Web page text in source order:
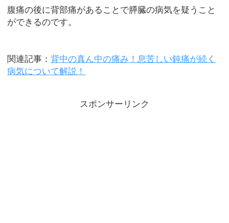
腹痛の後に背部痛があることで膵臓の病気を疑うこと
ができるのです。
関連記事：背中の真ん中の痛み！息苦しい鈍痛が続く
病気について解説！
スポンサーリンク